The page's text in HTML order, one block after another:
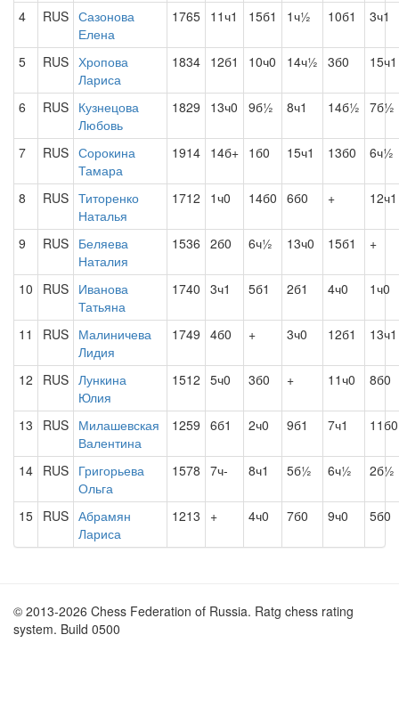
4 RUS Сазонова
Елена
1765 11ч1 15б1 1ч½ 10б1 3ч1
5 RUS Хропова
Лариса
1834 12б1 10ч0 14ч½ 3б0 15ч1
6 RUS Кузнецова
Любовь
1829 13ч0 9б½ 8ч1 14б½ 7б½
7 RUS Сорокина
Тамара
1914 14б+ 1б0 15ч1 13б0 6ч½
8 RUS Титоренко
Наталья
1712 1ч0 14б0 6б0 + 12ч1
9 RUS Беляева
Наталия
1536 2б0 6ч½ 13ч0 15б1 +
10 RUS Иванова
Татьяна
1740 3ч1 5б1 2б1 4ч0 1ч0
11 RUS Малиничева
Лидия
1749 4б0 + 3ч0 12б1 13ч1
12 RUS Лункина
Юлия
1512 5ч0 3б0 + 11ч0 8б0
13 RUS Милашевская
Валентина
1259 6б1 2ч0 9б1 7ч1 11б0
14 RUS Григорьева
Ольга
1578 7ч- 8ч1 5б½ 6ч½ 2б½
15 RUS Абрамян
Лариса
1213 + 4ч0 7б0 9ч0 5б0
© 2013-2026 Chess Federation of Russia. Ratg chess rating
system. Build 0500